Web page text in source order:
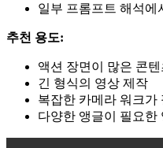
일부 프롬프트 해석에
추천 용도:
액션 장면이 많은 콘텐
긴 형식의 영상 제작
복잡한 카메라 워크가
다양한 앵글이 필요한